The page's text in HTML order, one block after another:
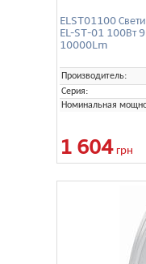
ELST01100
EL-ST-01 100Вт
10000Lm
Производитель:
Серия:
Номинальная
1 604грн